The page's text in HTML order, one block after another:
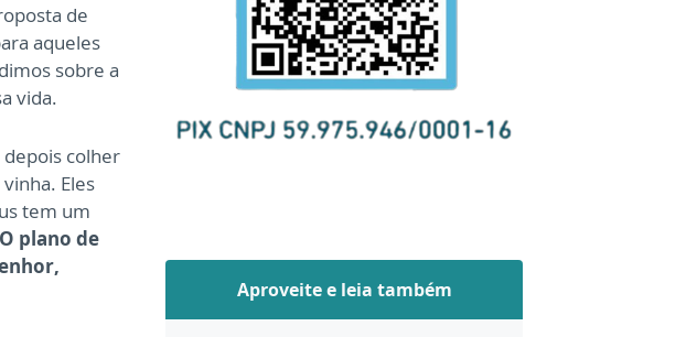
de
aqueles
sobre a
vida.
colher
Eles
tem um
plano de
Aproveite e leia também